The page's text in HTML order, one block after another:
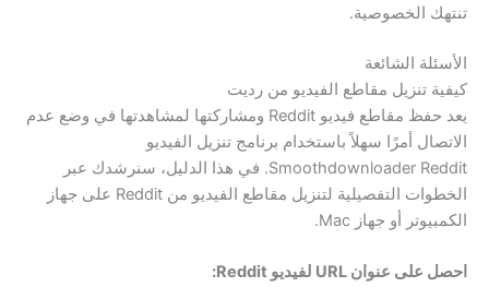
تنتهك الخصوصية.
الأسئلة الشائعة
كيفية تنزيل مقاطع الفيديو من رديت
يعد حفظ مقاطع فيديو Reddit ومشاركتها لمشاهدتها في وضع عدم
الاتصال أمرًا سهلاً باستخدام برنامج تنزيل الفيديو
Smoothdownloader Reddit. في هذا الدليل، سنرشدك عبر
الخطوات التفصيلية لتنزيل مقاطع الفيديو من Reddit على جهاز
الكمبيوتر أو جهاز Mac.
احصل على عنوان URL لفيديو Reddit: